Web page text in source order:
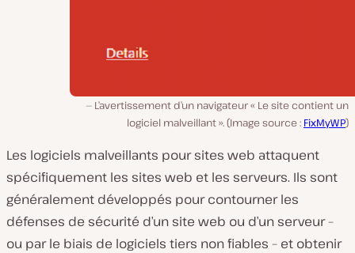
L’avertissement d’un navigateur « Le site contient un
logiciel malveillant ». (Image source : FixMyWP)
Les logiciels malveillants pour sites web attaquent
spécifiquement les sites web et les serveurs. Ils sont
généralement développés pour contourner les
défenses de sécurité d’un site web ou d’un serveur –
ou par le biais de logiciels tiers non fiables – et obtenir